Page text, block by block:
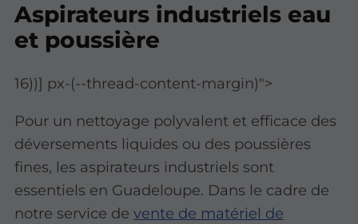
Aspirateurs industriels eau
et poussière
16))] px-(--thread-content-margin)">
Pour un nettoyage polyvalent et efficace des
déversements liquides ou des poussières
fines, les aspirateurs industriels sont
essentiels en Guadeloupe. Dans le cadre de
notre service devente de matériel de